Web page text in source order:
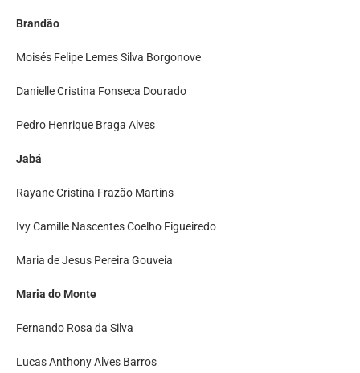
Brandão
Moisés Felipe Lemes Silva Borgonove
Danielle Cristina Fonseca Dourado
Pedro Henrique Braga Alves
Jabá
Rayane Cristina Frazão Martins
Ivy Camille Nascentes Coelho Figueiredo
Maria de Jesus Pereira Gouveia
Maria do Monte
Fernando Rosa da Silva
Lucas Anthony Alves Barros